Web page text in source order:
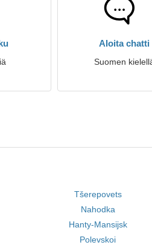
Aloita chatti
Suomen
Tšerepovets
Nahodka
Hanty-Mansijsk
Polevskoi